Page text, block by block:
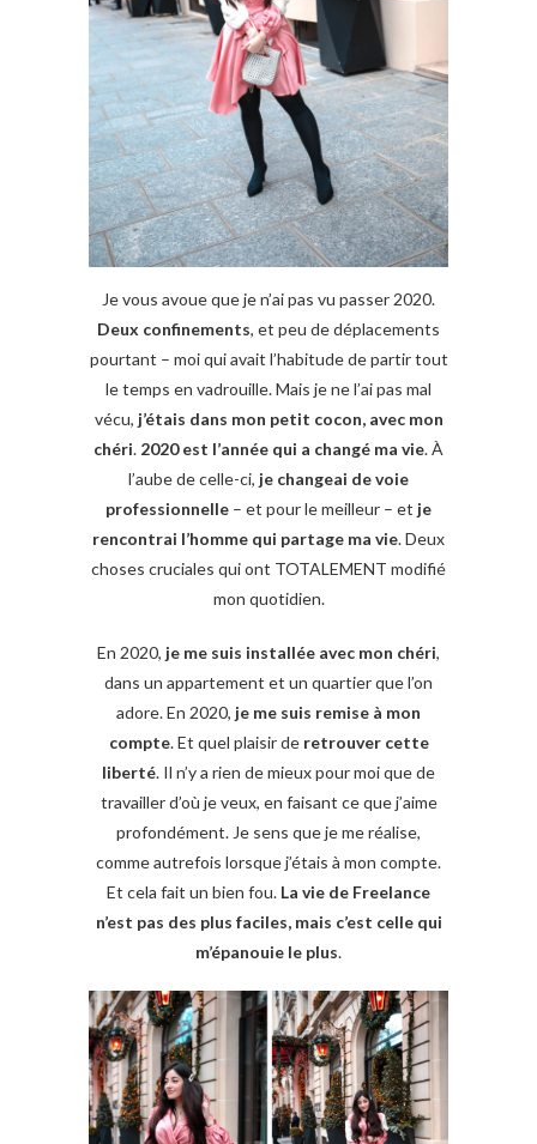
Je vous avoue que je n’ai pas vu passer 2020.
Deux confinements, et peu de déplacements
pourtant – moi qui avait l’habitude de partir tout
le temps en vadrouille. Mais je ne l’ai pas mal
vécu, j’étais dans mon petit cocon, avec mon
chéri. 2020 est l’année qui a changé ma vie. À
l’aube de celle-ci, je changeai de voie
professionnelle – et pour le meilleur – et je
rencontrai l’homme qui partage ma vie. Deux
choses cruciales qui ont TOTALEMENT modifié
mon quotidien.
En 2020, je me suis installée avec mon chéri,
dans un appartement et un quartier que l’on
adore. En 2020, je me suis remise à mon
compte. Et quel plaisir de retrouver cette
liberté. Il n’y a rien de mieux pour moi que de
travailler d’où je veux, en faisant ce que j’aime
profondément. Je sens que je me réalise,
comme autrefois lorsque j’étais à mon compte.
Et cela fait un bien fou. La vie de Freelance
n’est pas des plus faciles, mais c’est celle qui
m’épanouie le plus.